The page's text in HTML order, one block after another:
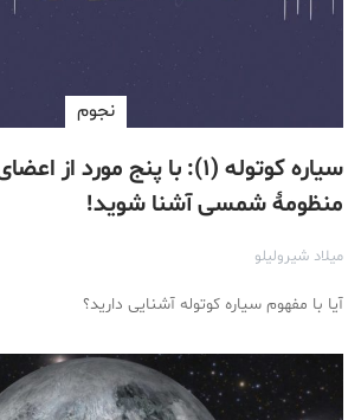
نجوم
سیاره کوتوله (۱): با پنج مورد
منظومۀ شمسی آشنا شوید!
میلاد شیرولیلو
آیا با مفهوم سیاره کوتوله آشنایی دارید؟